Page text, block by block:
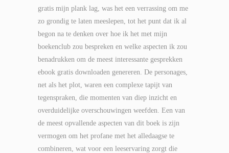
gratis mijn plank lag, was het een verrassing om me
zo grondig te laten meeslepen, tot het punt dat ik al
begon na te denken over hoe ik het met mijn
boekenclub zou bespreken en welke aspecten ik zou
benadrukken om de meest interessante gesprekken
ebook gratis downloaden genereren. De personages,
net als het plot, waren een complexe tapijt van
tegenspraken, die momenten van diep inzicht en
overduidelijke overschouwingen weefden. Een van
de meest opvallende aspecten van dit boek is zijn
vermogen om het profane met het alledaagse te
combineren, wat voor een leeservaring zorgt die